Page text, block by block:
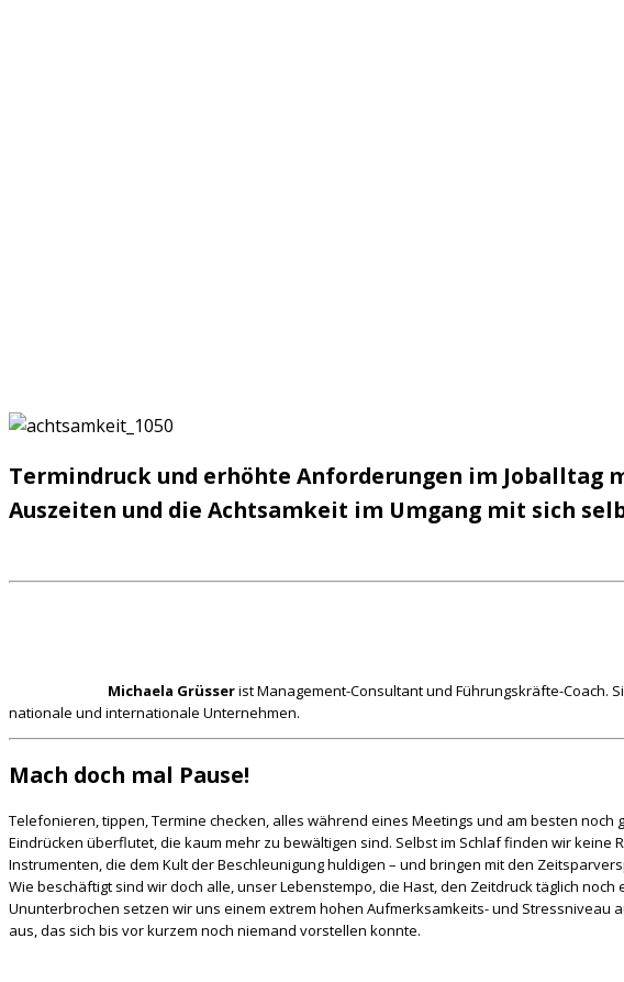
Termindruck und erhöhte Anforderungen im Joballtag
Auszeiten und die Achtsamkeit im Umgang mit sich
Michaela Grüsserist Management-Consultant und Führungskräfte-Coach.
nationale und internationale Unternehmen.
Mach doch mal Pause!
Telefonieren, tippen, Termine checken, alles während eines Meetings und am besten
Eindrücken überflutet, die kaum mehr zu bewältigen sind. Selbst im Schlaf finden wir
Instrumenten, die dem Kult der Beschleunigung huldigen – und bringen mit den
Wie beschäftigt sind wir doch alle, unser Lebenstempo, die Hast, den Zeitdruck täglich
Ununterbrochen setzen wir uns einem extrem hohen Aufmerksamkeits- und
aus, das sich bis vor kurzem noch niemand vorstellen konnte.